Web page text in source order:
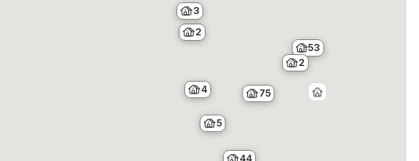
75
44
53
2
5
4
2
3